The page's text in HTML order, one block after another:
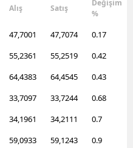
Alış Satış
Değişim
%
47,7001 47,7074
0.17
55,2361 55,2519
0.42
64,4383 64,4545
0.43
33,7097 33,7244
0.68
34,1961 34,2111
0.7
59,0933 59,1243
0.9